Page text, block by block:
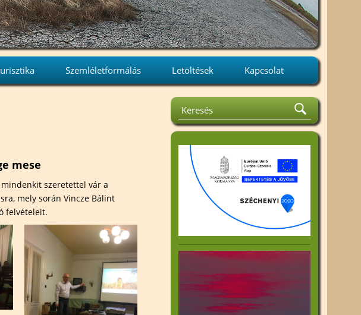
Szemléletformálás
Kiállítások
Határtalan Harta
Letöltések
Közhasznúsági jelentés
Felhívások
Kiadványok
Beszámoló az 1%
felhasználásáról
Kapcsolat
mese
szeretettel vár a
mely során Vincze Bálint
felvételeit.